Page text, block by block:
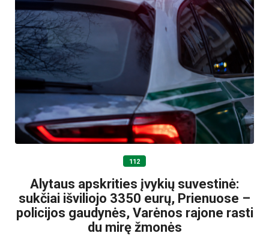
112
Alytaus apskrities įvykių suvestinė:
sukčiai išviliojo 3350 eurų, Prienuose –
policijos gaudynės, Varėnos rajone rasti
du mirę žmonės